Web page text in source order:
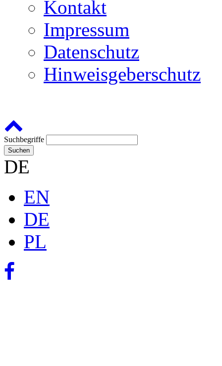
Kontakt
Impressum
Datenschutz
Hinweisgeberschutz
Suchbegriffe
Suchen
DE
EN
DE
PL